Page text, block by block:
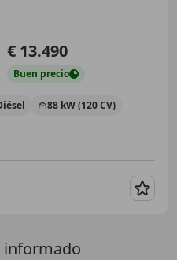
€ 13.490
Buen precio
88 kW (120 CV)
informado